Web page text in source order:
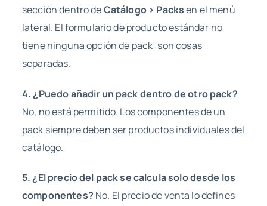
sección dentro deCatálogo > Packsen el menú
lateral. El formulario de producto estándar no
tiene ninguna opción de pack: son cosas
separadas.
4. ¿Puedo añadir un pack dentro de otro pack?
No, no está permitido. Los componentes de un
pack siempre deben ser productos individuales del
catálogo.
5. ¿El precio del pack se calcula solo desde los
componentes? No. El precio de venta lo defines